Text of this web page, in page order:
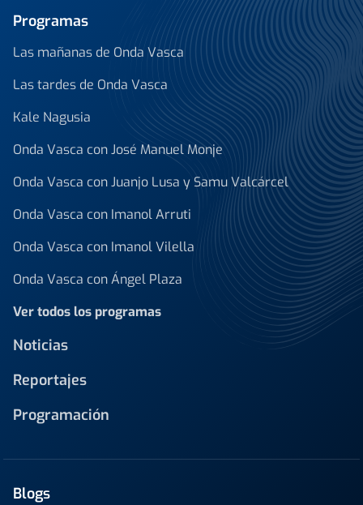
Programas
Las mañanas de Onda Vasca
Las tardes de Onda Vasca
Kale Nagusia
Onda Vasca con José Manuel Monje
Onda Vasca con Juanjo Lusa y Samu Valcárcel
Onda Vasca con Imanol Arruti
Onda Vasca con Imanol Vilella
Onda Vasca con Ángel Plaza
Ver todos los programas
Noticias
Reportajes
Programación
Blogs